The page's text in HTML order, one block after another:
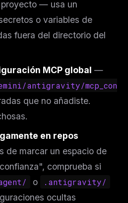
— usa un
o variables de
fuera del directorio del
MCP global —
antigravity/mcp_con
que no añadiste.
en repos
de marcar un espacio de
comprueba si
o
.antigravity/
ocultas